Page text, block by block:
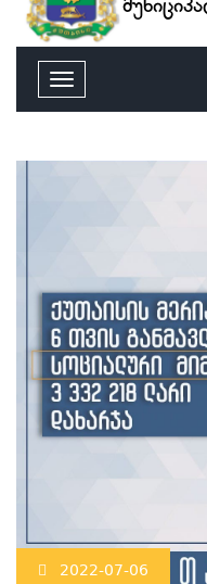
2022-07-06